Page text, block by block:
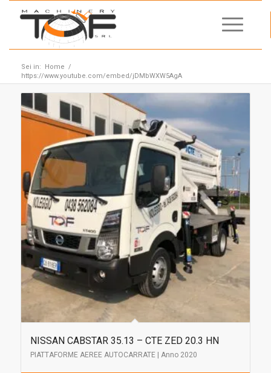
Sei in: Home /
https://www.youtube.com/embed/jDMbWXW5AgA
NISSAN CABSTAR 35.13 – CTE ZED 20.3 HN
PIATTAFORME AEREE AUTOCARRATE | Anno 2020